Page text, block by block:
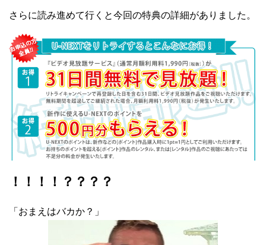
さらに読み進めて行くと今回の特典の詳細がありました。
！！！！？？？？
「おまえはバカか？」